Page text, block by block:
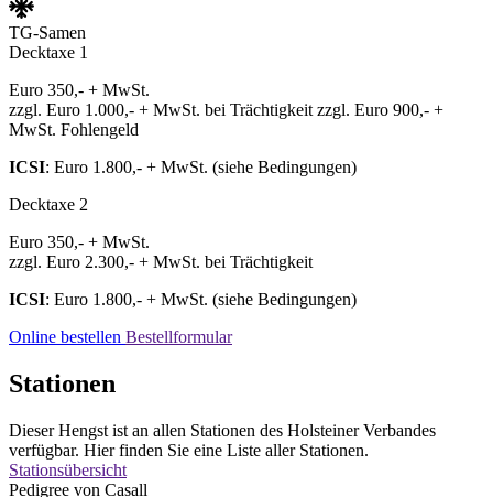
TG-Samen
Decktaxe 1
Euro 350,- + MwSt.
zzgl. Euro 1.000,- + MwSt. bei Trächtigkeit zzgl. Euro 900,- +
MwSt. Fohlengeld
ICSI: Euro 1.800,- + MwSt. (siehe Bedingungen)
Decktaxe 2
Euro 350,- + MwSt.
zzgl. Euro 2.300,- + MwSt. bei Trächtigkeit
ICSI: Euro 1.800,- + MwSt. (siehe Bedingungen)
Online bestellen Bestellformular
Stationen
Dieser Hengst ist an allen Stationen des Holsteiner Verbandes
verfügbar. Hier finden Sie eine Liste aller Stationen.
Stationsübersicht
Pedigree von Casall